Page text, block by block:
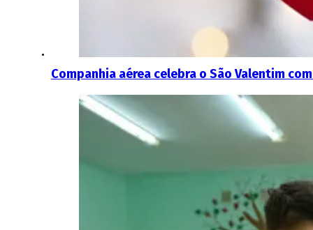
Companhia aérea celebra o São Valentim